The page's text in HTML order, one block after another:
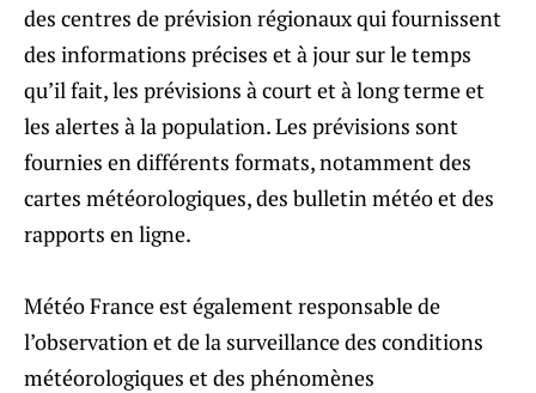
des centres de prévision régionaux qui fournissent
des informations précises et à jour sur le temps
qu’il fait, les prévisions à court et à long terme et
les alertes à la population. Les prévisions sont
fournies en différents formats, notamment des
cartes météorologiques, des bulletin météo et des
rapports en ligne.
Météo France est également responsable de
l’observation et de la surveillance des conditions
météorologiques et des phénomènes